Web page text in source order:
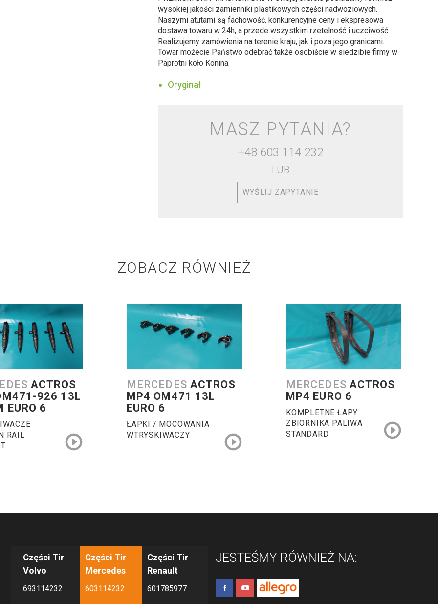
wysokiej jakości zamienniki plastikowych części nadwoziowych.
Naszymi atutami są fachowość, konkurencyjne ceny i ekspresowa
dostawa towaru w 24h, a przede wszystkim rzetelność i uczciwość.
Realizujemy zamówienia na terenie kraju, jak i poza jego granicami.
Towar możecie Państwo odebrać także osobiście w siedzibie firmy w
Paprotni koło Konina.
Oryginał
MASZ PYTANIA?
+48 603 114 232
LUB
WYŚLIJ ZAPYTANIE
ZOBACZ RÓWNIEŻ
ACTROS
926 13L
EURO 6
RAIL
MERCEDES ACTROS
MP4 OM471 13L
EURO 6
ŁAPKI / MOCOWANIA
WTRYSKIWACZY
MERCEDES ACTROS
MP4 EURO 6
KOMPLETNE ŁAPY
ZBIORNIKA PALIWA
STANDARD
Części Tir
Volvo
693114232
Części Tir
Mercedes
603114232
Części Tir
Renault
601785977
JESTEŚMY RÓWNIEŻ NA: